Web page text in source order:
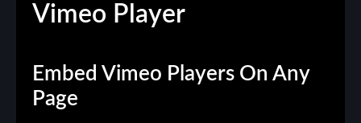
Vimeo Player
Embed Vimeo Players On Any
Page